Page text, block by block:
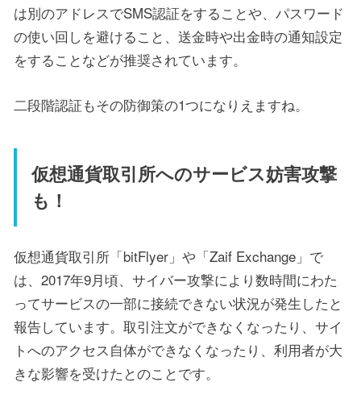
は別のアドレスでSMS認証をすることや、パスワード
の使い回しを避けること、送金時や出金時の通知設定
をすることなどが推奨されています。
二段階認証もその防御策の1つになりえますね。
仮想通貨取引所へのサービス妨害攻撃
も！
仮想通貨取引所「bitFlyer」や「Zaif Exchange」で
は、2017年9月頃、サイバー攻撃により数時間にわた
ってサービスの一部に接続できない状況が発生したと
報告しています。取引注文ができなくなったり、サイ
トへのアクセス自体ができなくなったり、利用者が大
きな影響を受けたとのことです。